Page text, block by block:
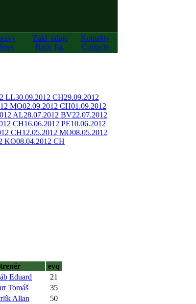
Zákl. údaje
Basic fig.
Kontakty
Contacts
LL30.09.2012 CH29.09.2012
MO02.09.2012 CH01.09.2012
AL28.07.2012 BV22.07.2012
CH16.06.2012 PE10.06.2012
CH12.05.2012 MO08.05.2012
KO08.04.2012 CH
trenér
evq
Eduard
21
Tomáš
35
Allan
50